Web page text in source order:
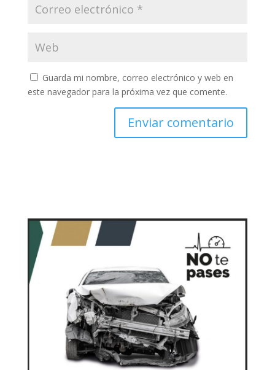
Guarda mi nombre, correo electrónico y web en
este navegador para la próxima vez que comente.